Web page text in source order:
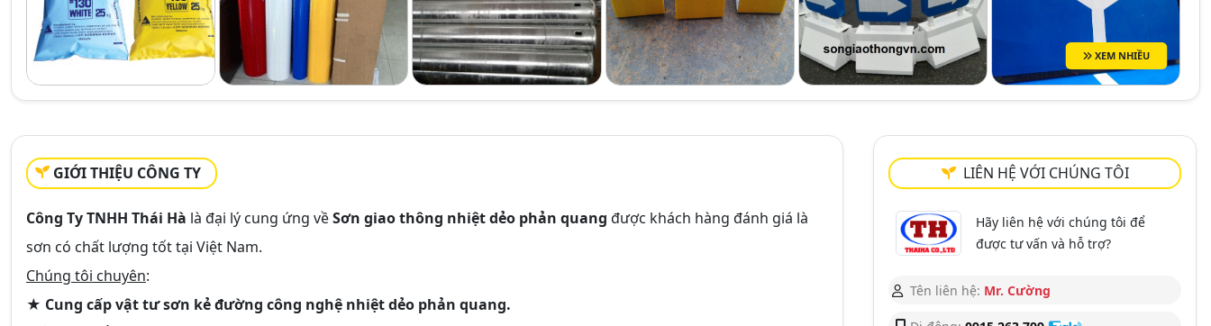
XEM NHIỀU
GIỚI THIỆU CÔNG TY
Công Ty TNHH Thái Hà là đại lý cung ứng vềSơn giao thông nhiệt dẻo phản quang được khách hàng đánh giá là
sơn có chất lượng tốt tại Việt Nam.
Chúng tôi chuyên:
★ Cung cấp vật tư sơn kẻ đường công nghệ nhiệt dẻo phản quang.
LIÊN HỆ VỚI CHÚNG TÔI
Hãy liên hệ với chúng tôi để
được tư vấn và hỗ trợ?
Tên liên hệ: Mr. Cường